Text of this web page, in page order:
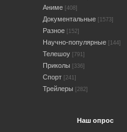
Аниме [408]
Документальные [1573]
Разное [152]
Научно-популярные [144]
Телешоу [791]
Приколы [336]
Спорт [241]
Трейлеры [282]
Наш опрос